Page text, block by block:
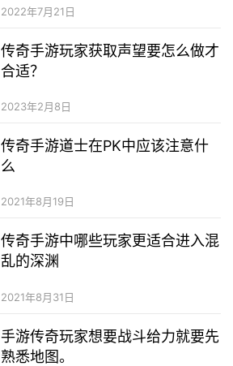
2022年7月21日
传奇手游玩家获取声望要怎么做才
合适？
2023年2月8日
传奇手游道士在PK中应该注意什
么
2021年8月19日
传奇手游中哪些玩家更适合进入混
乱的深渊
2021年8月31日
手游传奇玩家想要战斗给力就要先
熟悉地图。